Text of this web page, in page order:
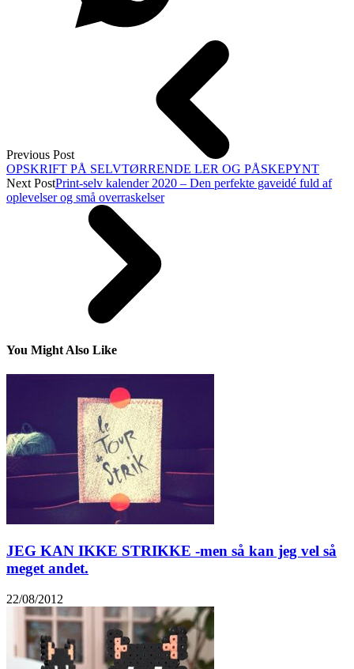
Previous Post
OPSKRIFT PÅ SELVTØRRENDE LER OG PÅSKEPYNT
Next PostPrint-selv kalender 2020 – Den perfekte gaveidé fuld af
oplevelser og små overraskelser
You Might Also Like
JEG KAN IKKE STRIKKE -men så kan jeg vel så
meget andet.
22/08/2012